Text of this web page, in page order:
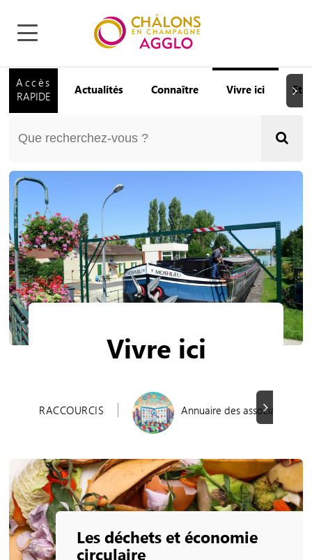
Accès
RAPIDE
Actualités Connaître Vivre ici
Vivre ici
RACCOURCIS Annuaire des associations
Suivant
Les déchets et économie
circulaire